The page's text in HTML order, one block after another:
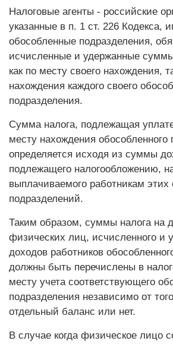
Налоговые агенты - российские
указанные в п. 1 ст. 226 Кодекса,
обособленные подразделения,
исчисленные и удержанные
как по месту своего нахождения,
нахождения каждого своего
подразделения.
Сумма налога, подлежащая
месту нахождения обособленного
определяется исходя из суммы
подлежащего налогообложению,
выплачиваемого работникам этих
подразделений.
Таким образом, суммы налога на
физических лиц, исчисленного и
доходов работников
должны быть перечислены в
месту учета соответствующего
подразделения независимо от
отдельный баланс или нет.
В случае когда физическое лицо